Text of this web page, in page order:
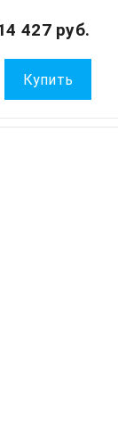
427 руб.
Купить